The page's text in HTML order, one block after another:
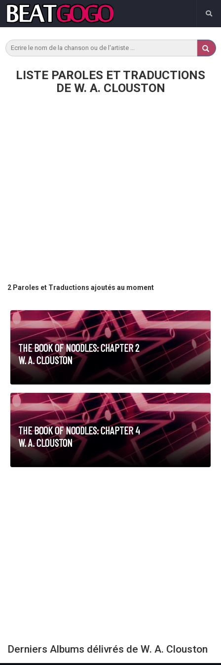
LISTE PAROLES ET TRADUCTIONS
DE W. A. CLOUSTON
2 Paroles et Traductions ajoutés au moment
THE BOOK OF NOODLES: CHAPTER 2
W. A. CLOUSTON
THE BOOK OF NOODLES: CHAPTER 4
W. A. CLOUSTON
Derniers Albums délivrés de W. A. Clouston